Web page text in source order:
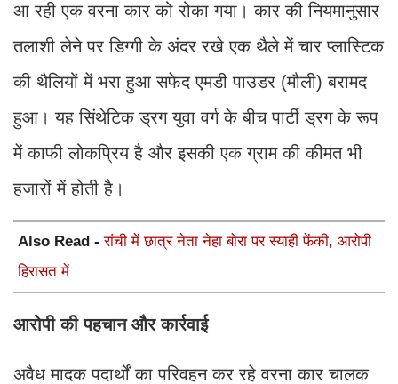
आ रही एक वरना कार को रोका गया। कार की नियमानुसार
तलाशी लेने पर डिग्गी के अंदर रखे एक थैले में चार प्लास्टिक
की थैलियों में भरा हुआ सफेद एमडी पाउडर (मौली) बरामद
हुआ। यह सिंथेटिक ड्रग युवा वर्ग के बीच पार्टी ड्रग के रूप
में काफी लोकप्रिय है और इसकी एक ग्राम की कीमत भी
हजारों में होती है।
Also Read -रांची में छात्र नेता नेहा बोरा पर स्याही फेंकी, आरोपी
हिरासत में
आरोपी की पहचान और कार्रवाई
अवैध मादक पदार्थों का परिवहन कर रहे वरना कार चालक